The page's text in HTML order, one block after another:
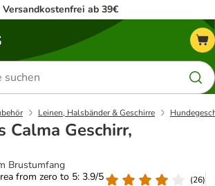
Versandkostenfrei ab 39€
Leinen, Halsbänder & Geschirre
Calma Geschirr,
Brustumfang
from zero to 5: 3.9/5
(26)